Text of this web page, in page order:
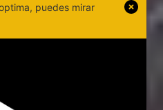
puedes mirar